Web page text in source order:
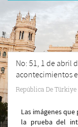
No: 51, 1 de abril
acontecimientos
República De
Las imágenes
la prueba del